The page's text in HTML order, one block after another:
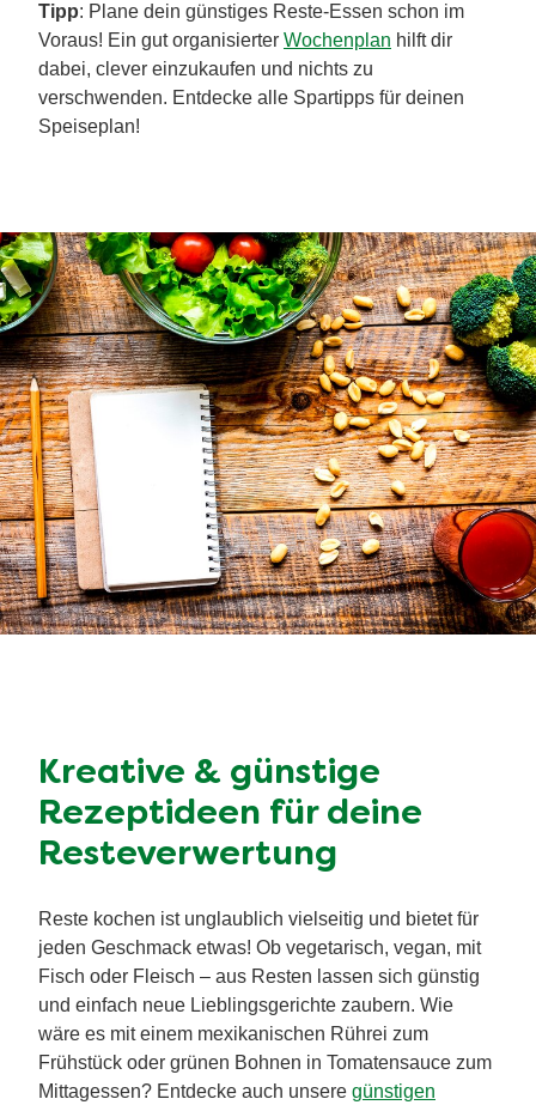
Tipp: Plane dein günstiges Reste-Essen schon im
Voraus! Ein gut organisierter Wochenplan hilft dir
dabei, clever einzukaufen und nichts zu
verschwenden. Entdecke alle Spartipps für deinen
Speiseplan!
Kreative & günstige
Rezeptideen für deine
Resteverwertung
Reste kochen ist unglaublich vielseitig und bietet für
jeden Geschmack etwas! Ob vegetarisch, vegan, mit
Fisch oder Fleisch – aus Resten lassen sich günstig
und einfach neue Lieblingsgerichte zaubern. Wie
wäre es mit einem mexikanischen Rührei zum
Frühstück oder grünen Bohnen in Tomatensauce zum
Mittagessen? Entdecke auch unsere günstigen